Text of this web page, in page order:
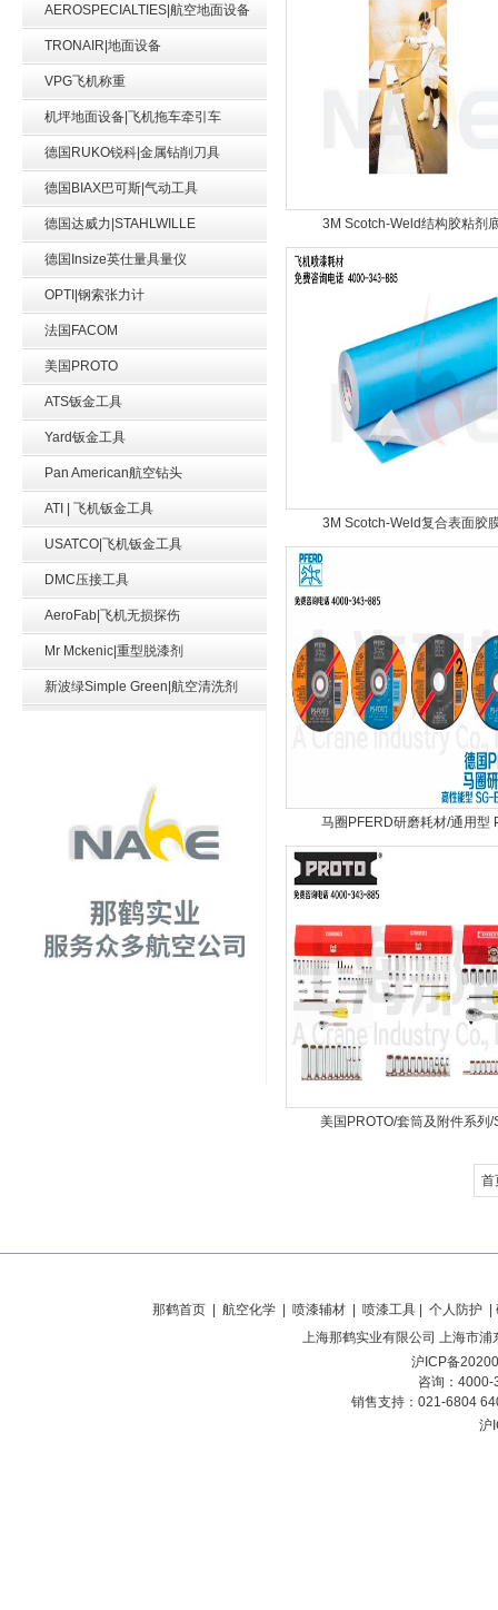
AEROSPECIALTIES|航空地面设备
TRONAIR|地面设备
VPG飞机称重
机坪地面设备|飞机拖车牵引车
德国RUKO锐科|金属钻削刀具
德国BIAX巴可斯|气动工具
德国达威力|STAHLWILLE
德国Insize英仕量具量仪
OPTI|钢索张力计
法国FACOM
美国PROTO
ATS钣金工具
Yard钣金工具
Pan American航空钻头
ATI | 飞机钣金工具
USATCO|飞机钣金工具
DMC压接工具
AeroFab|飞机无损探伤
Mr Mckenic|重型脱漆剂
新波绿Simple Green|航空清洗剂
3M Scotch-Weld结构胶粘剂
3M Scotch-Weld复合表面胶
马圈PFERD研磨耗材/通用型
美国PROTO/套筒及附件系列/
首
那鹤首页
| 航空化学 | 喷漆辅材 | 喷漆工具 | 个人防
上海那鹤实业有限公司 上海市浦
沪ICP备
咨询：
销售支持：021-6804
沪